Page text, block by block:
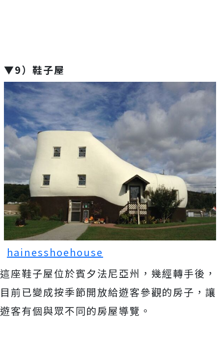
▼9）鞋子屋
hainesshoehouse
這座鞋子屋位於賓夕法尼亞州，幾經轉手後，
目前已變成按季節開放給遊客參觀的房子，讓
遊客有個與眾不同的房屋導覽。